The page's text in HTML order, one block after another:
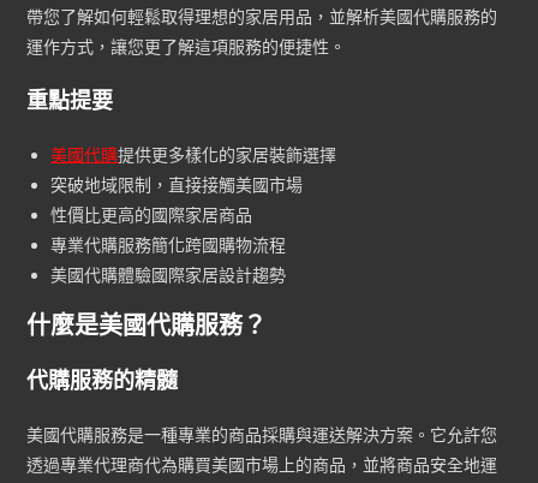
帶您了解如何輕鬆取得理想的家居用品，並解析美國代購服務的
運作方式，讓您更了解這項服務的便捷性。
重點提要
美國代購提供更多樣化的家居裝飾選擇
突破地域限制，直接接觸美國市場
性價比更高的國際家居商品
專業代購服務簡化跨國購物流程
美國代購體驗國際家居設計趨勢
什麼是美國代購服務？
代購服務的精髓
美國代購服務是一種專業的商品採購與運送解決方案。它允許您
透過專業代理商代為購買美國市場上的商品，並將商品安全地運